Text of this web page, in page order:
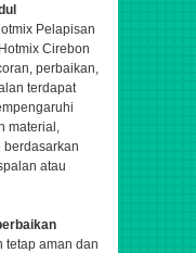
Pelapisan
Hotmix Cirebon
perbaikan,
terdapat
material,
berdasarkan
atau
tetap aman dan